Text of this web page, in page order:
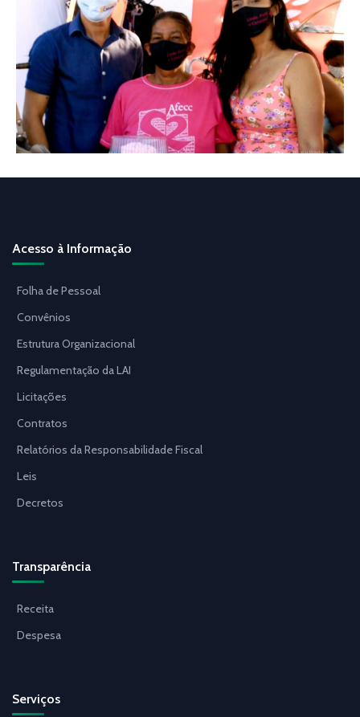
Acesso à Informação
Folha de Pessoal
Convênios
Estrutura Organizacional
Regulamentação da LAI
Licitações
Contratos
Relatórios da Responsabilidade Fiscal
Leis
Decretos
Transparência
Receita
Despesa
Serviços